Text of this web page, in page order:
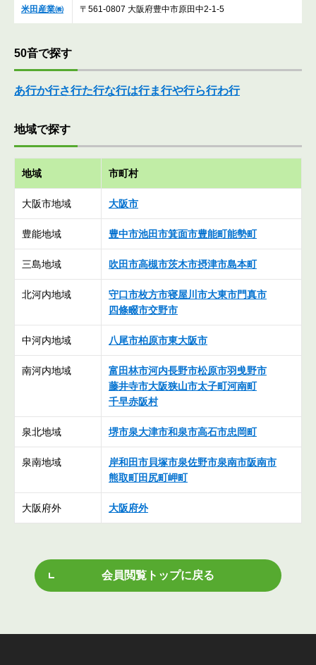
米田産業㈱ 〒561-0807 大阪府豊中市原田中2-1-5
50音で探す
あ行か行さ行た行な行は行ま行や行ら行わ行
地域で探す
地域 市町村
大阪市地域 大阪市
豊能地域 豊中市池田市箕面市豊能町能勢町
三島地域 吹田市高槻市茨木市摂津市島本町
北河内地域 守口市枚方市寝屋川市大東市門真市
四條畷市交野市
中河内地域 八尾市柏原市東大阪市
南河内地域 富田林市河内長野市松原市羽曵野市
藤井寺市大阪狭山市太子町河南町
千早赤阪村
泉北地域 堺市泉大津市和泉市高石市忠岡町
泉南地域 岸和田市貝塚市泉佐野市泉南市阪南市
熊取町田尻町岬町
大阪府外 大阪府外
会員閲覧トップに戻る